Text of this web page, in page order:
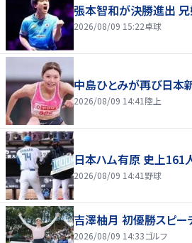
張本智和が決勝進出
2026/08/09 15:22卓球
中島ひとみが再び日本
2026/08/09 14:41 陸上
日本ハム有原 史上161
2026/08/09 14:41 野球
吉澤柚月 初優勝スピー
2026/08/09 14:33ゴルフ